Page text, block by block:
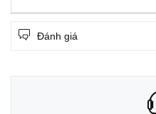
Đánh giá